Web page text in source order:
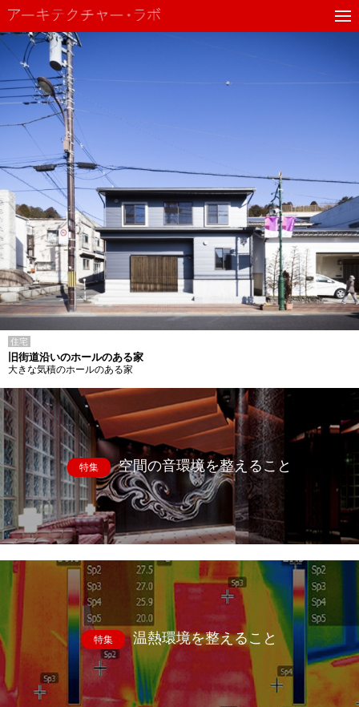
住宅
旧街道沿いのホールのある家
大きな気積のホールのある家
特集 空間の音環境を整えること
特集 温熱環境を整えること